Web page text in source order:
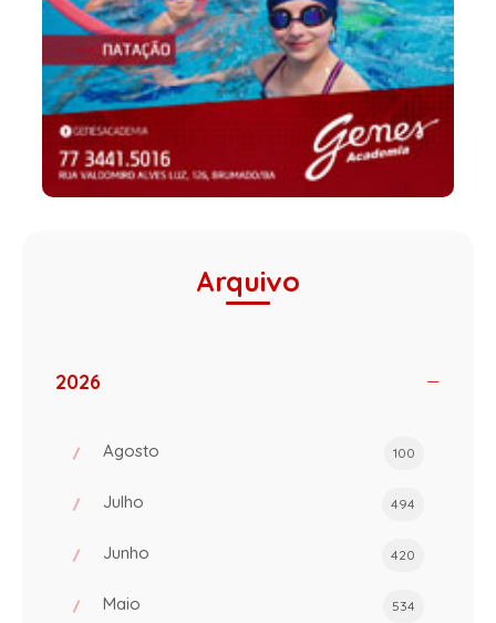
Arquivo
2026
Agosto 100
Julho 494
Junho 420
Maio 534